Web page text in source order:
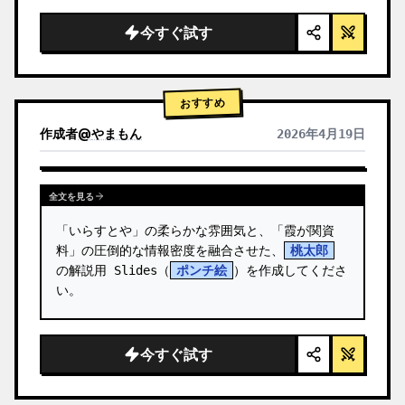
のグラデーション ",
  "header": {
name\" default=\"…
今すぐ試す
おすすめ
作成者@やまもん 2026年4月19日
他のモデルの結果を表示
全文を見る
「いらすとや」の柔らかな雰囲気と、「霞が関資
料」の圧倒的な情報密度を融合させた、
桃太郎
の解説用 Slides（
ポンチ絵 ）を作成してくださ
い。
今すぐ試す